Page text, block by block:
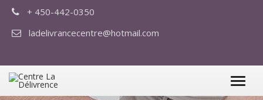
+ 450-442-0350
ladelivrancecentre@hotmail.com